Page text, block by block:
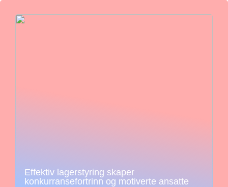
Effektiv lagerstyring skaper
konkurransefortrinn og motiverte ansatte